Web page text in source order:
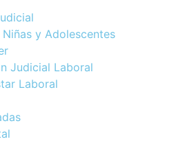
y Adolescentes
Judicial Laboral
Laboral